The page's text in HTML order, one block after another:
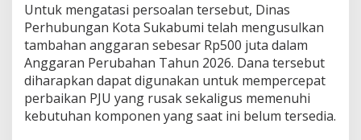
d
u
a
n
Untuk mengatasi persoalan tersebut, Dinas
Perhubungan Kota Sukabumi telah mengusulkan
tambahan anggaran sebesar Rp500 juta dalam
Anggaran Perubahan Tahun 2026. Dana tersebut
diharapkan dapat digunakan untuk mempercepat
perbaikan PJU yang rusak sekaligus memenuhi
kebutuhan komponen yang saat ini belum tersedia.